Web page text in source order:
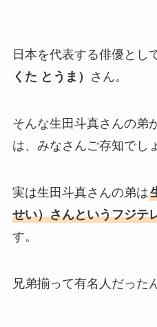
日本を代表する俳優とし
くた とうま）
さん。
そんな生田斗真さんの弟
は、みなさんご存知でし
実は生田斗真さんの弟は
せい）さんというフジテ
す。
兄弟揃って有名人だった